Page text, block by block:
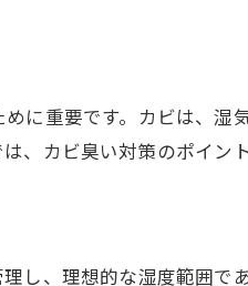
に重要です。カビは、
、カビ臭い対策のポイ
し、理想的な湿度範囲